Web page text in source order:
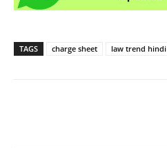
TAGS charge sheet law trend hindi